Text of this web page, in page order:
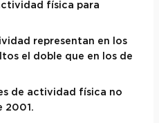
física para
representan en los
el doble que en los de
de actividad física no
2001.